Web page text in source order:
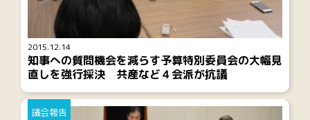
2015.12.14
知事への質問機会を減らす予算特別委員会の大幅見
直しを強行採決 共産など４会派が抗議
議会報告